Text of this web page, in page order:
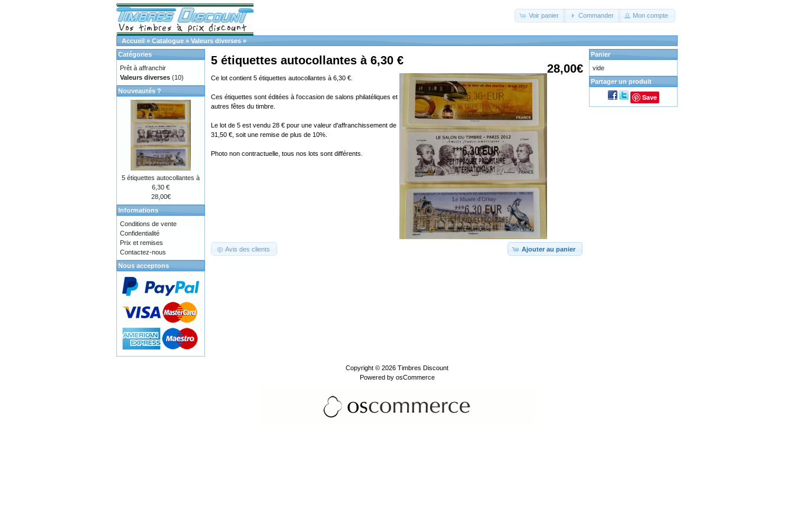
Voir panier Commander Mon compte
Accueil » Catalogue » Valeurs diverses »
28,00€
5 étiquettes autocollantes à 6,30 €
Ce lot contient 5 étiquettes autocollantes à 6,30 €.
Ces étiquettes sont éditées à l'occasion de salons philatéliques et
autres fêtes du timbre.
Le lot de 5 est vendu 28 € pour une valeur d'affranchissement de
31,50 €, soit une remise de plus de 10%.
Photo non contractuelle, tous nos lots sont différents.
Ajouter au panier
Avis des clients
Catégories
Prêt à affranchir
Valeurs diverses (10)
Nouveautés ?
5 étiquettes autocollantes à
6,30 €
28,00€
Informations
Conditions de vente
Confidentialité
Prix et remises
Contactez-nous
Nous acceptons
Panier
vide
Partager un produit
Save
Copyright © 2026 Timbres Discount
Powered by osCommerce